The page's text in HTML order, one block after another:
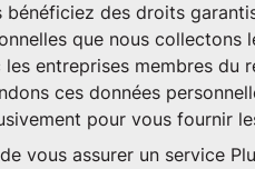
bénéficiez des droits
que nous
les entreprises membres du
ces données
pour vous fournir
vous assurer un service